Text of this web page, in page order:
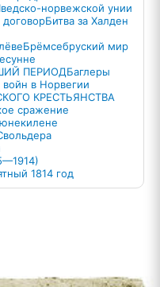
норвежской унии
договорБитва за Халден
Брёмсебруский мир
ПЕРИОДБаглеры
в Норвегии
КРЕСТЬЯНСТВА
сражение
1814 год